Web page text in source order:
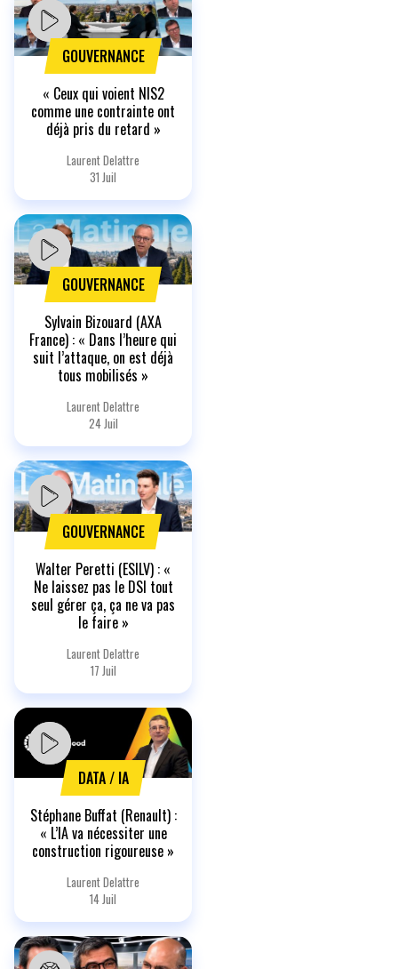
GOUVERNANCE
« Ceux qui voient NIS2
comme une contrainte ont
déjà pris du retard »
Laurent Delattre
31 Juil
GOUVERNANCE
Sylvain Bizouard (AXA
France) : « Dans l’heure qui
suit l’attaque, on est déjà
tous mobilisés »
Laurent Delattre
24 Juil
GOUVERNANCE
Walter Peretti (ESILV) : «
Ne laissez pas le DSI tout
seul gérer ça, ça ne va pas
le faire »
Laurent Delattre
17 Juil
DATA / IA
Stéphane Buffat (Renault) :
« L’IA va nécessiter une
construction rigoureuse »
Laurent Delattre
14 Juil